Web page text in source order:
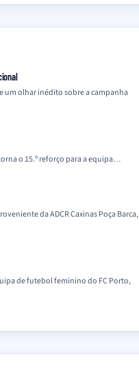
um olhar inédito sobre a campanha
o 15.º reforço para a equipa…
da ADCR Caxinas Poça Barca,
de futebol feminino do FC Porto,